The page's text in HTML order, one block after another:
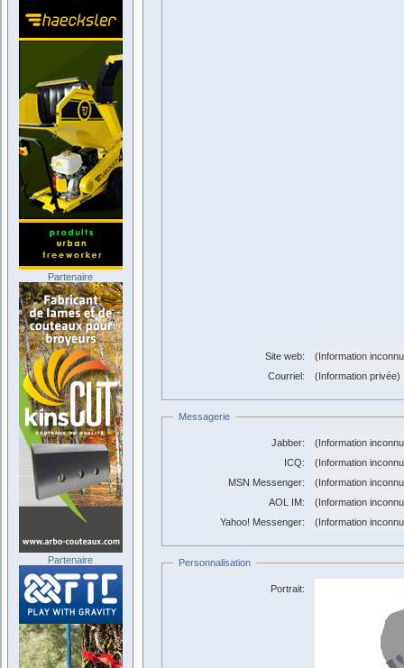
Site web:
(Information
Courriel:
(Information privée)
Messagerie
Jabber:
(Information
ICQ:
(Information
MSN Messenger:
(Information
AOL IM:
(Information
Yahoo! Messenger:
(Information
Personnalisation
Portrait:
Partenaire
Partenaire